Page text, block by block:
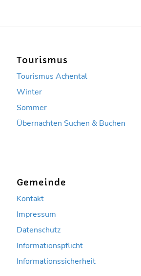
Tourismus
Tourismus Achental
Winter
Sommer
Übernachten Suchen & Buchen
Gemeinde
Kontakt
Impressum
Datenschutz
Informationspflicht
Informationssicherheit